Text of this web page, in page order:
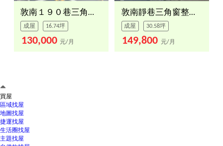
敦南１９０巷三角金店
成屋 16.74坪
130,000 元/月
敦南靜巷三角窗整棟透天
成屋 30.58坪
149,800 元/月
買屋
區域找屋
地圖找屋
捷運找屋
生活圈找屋
主題找屋